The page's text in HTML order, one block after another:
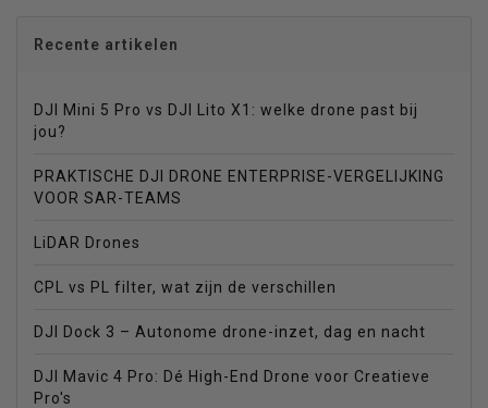
Recente artikelen
DJI Mini 5 Pro vs DJI Lito X1: welke drone past bij
jou?
PRAKTISCHE DJI DRONE ENTERPRISE-VERGELIJKING
VOOR SAR-TEAMS
LiDAR Drones
CPL vs PL filter, wat zijn de verschillen
DJI Dock 3 – Autonome drone-inzet, dag en nacht
DJI Mavic 4 Pro: Dé High-End Drone voor Creatieve
Pro's